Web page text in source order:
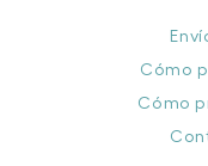
Cómo
Cómo